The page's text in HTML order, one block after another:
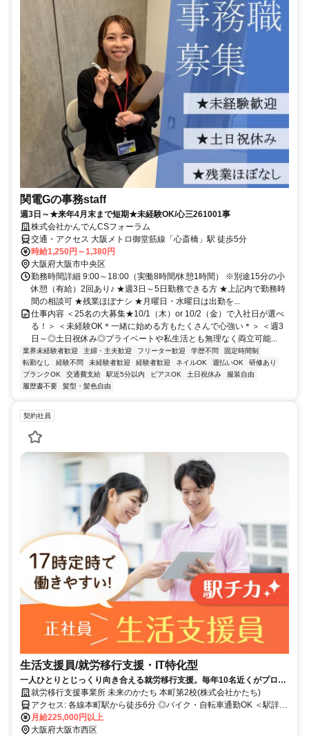
関電Gの事務staff
週3日～★来年4月末まで短期★未経験OK/心三261001事
株式会社かんでんCSフォーラム
交通・アクセス 大阪メトロ御堂筋線「心斎橋」駅 徒歩5分
時給1,250円～1,380円
大阪府大阪市中央区
勤務時間詳細 9:00～18:00（実働8時間/休憩1時間） ※別途15分の小
休憩（有給）2回あり♪ ★週3日～5日勤務できる方 ★上記内で勤務時
間の相談可 ★残業ほぼナシ ★月曜日・水曜日は出勤を...
仕事内容 ＜25名の大募集★10/1（木）or 10/2（金）で入社日が選べ
る！＞ ＜未経験OK＊一緒に始める方もたくさんで心強い＊＞ ＜週3
日～◎土日祝休み◎プライベートや私生活とも無理なく両立可能...
業界未経験者歓迎 主婦・主夫歓迎 フリーター歓迎 学歴不問
固定時間制
転勤なし
経験不問 未経験者歓迎 経験者歓迎 ネイルOK 週払いOK
研修あり
ブランクOK
交通費支給 駅近5分以内 ピアスOK 土日祝休み
服装自由
履歴書不要
髪型・髪色自由
契約社員
生活支援員/就労移行支援・IT特化型
一人ひとりとじっくり向き合える就労移行支援。毎年10名近くがプログ
ラマーへ。身体介助・送迎なし、17時定時退社、サビ管取得支援あり。
就労移行支援事業所 未来のかたち 本町第2校(株式会社かたち)
アクセス: 各線本町駅から徒歩6分 ◎バイク・自転車通勤OK ＜駅詳細
＞ 大阪メトロ 御堂筋線 本町駅 大阪メトロ 四つ橋線 本町駅 大阪メト
ロ 中央線 本町駅
月給225,000円以上
大阪府大阪市西区